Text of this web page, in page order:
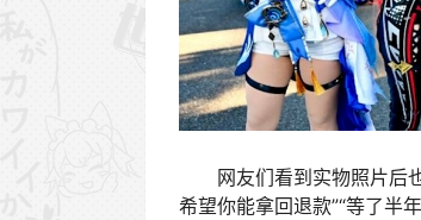
网友们看到实物照片后也
希望你能拿回退款”“等了半